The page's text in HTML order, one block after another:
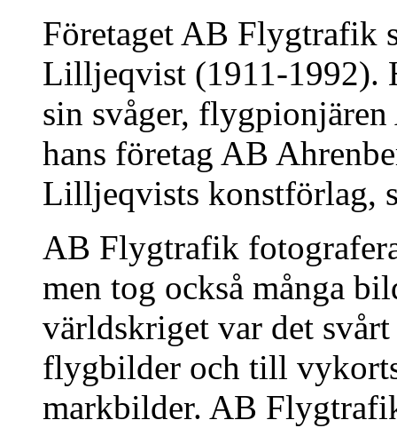
Företaget AB Flygtrafik
Lilljeqvist (1911-1992).
sin svåger,
hans företag AB
Lilljeqvists konstförlag,
AB Flygtrafik
men tog också många
världskriget var det
flygbilder och till
markbilder. AB